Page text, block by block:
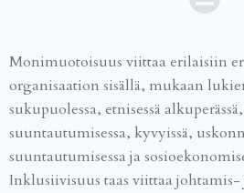
Monimuotoisuus viittaa erilaisiin
organisaation sisällä, mukaan
sukupuolessa, etnisessä
suuntautumisessa, kyvyissä,
suuntautumisessa ja
Inklusiivisuus taas viittaa johtamis-